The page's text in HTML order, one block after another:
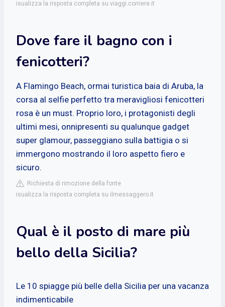
isualizza la risposta completa su viaggi.corriere.it
Dove fare il bagno con i
fenicotteri?
A Flamingo Beach, ormai turistica baia di Aruba, la
corsa al selfie perfetto tra meravigliosi fenicotteri
rosa è un must. Proprio loro, i protagonisti degli
ultimi mesi, onnipresenti su qualunque gadget
super glamour, passeggiano sulla battigia o si
immergono mostrando il loro aspetto fiero e
sicuro.
Richiesta di rimozione della fonte
isualizza la risposta completa su ilmessaggero.it
Qual è il posto di mare più
bello della Sicilia?
Le 10 spiagge più belle della Sicilia per una vacanza
indimenticabile